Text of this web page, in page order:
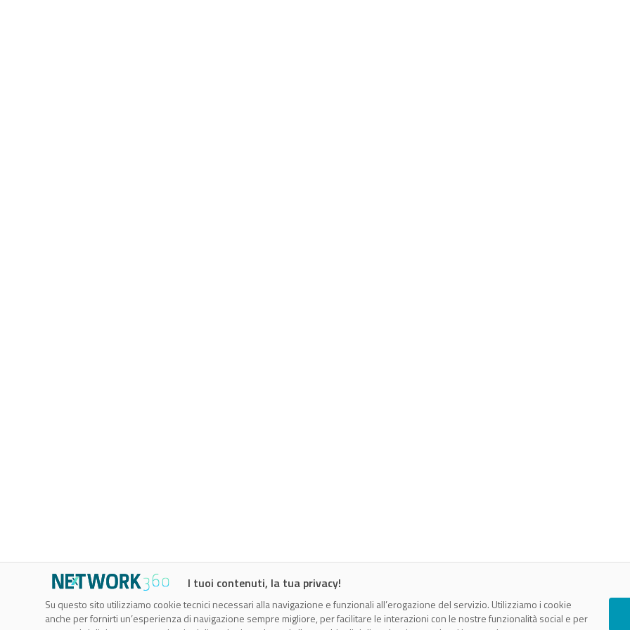
CTMobi s.r.l.
I tuoi contenuti, la tua privacy!
Su questo sito utilizziamo cookie tecnici necessari alla navigazione e funzionali all’erogazione del servizio. Utilizziamo i cookie
anche per fornirti un’esperienza di navigazione sempre migliore, per facilitare le interazioni con le nostre funzionalità social e per